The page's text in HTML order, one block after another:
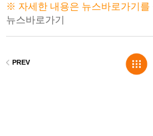
※ 자세한 내용은 뉴스바로가기를
뉴스바로가기